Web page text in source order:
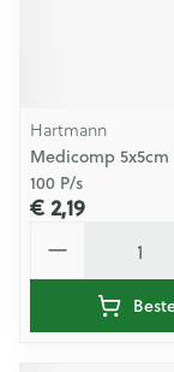
Hartmann
Medicomp 5x5cm
100 P/s
€ 2,19